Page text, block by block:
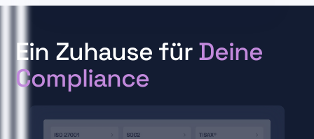
Ein Zuhause für Deine
Compliance